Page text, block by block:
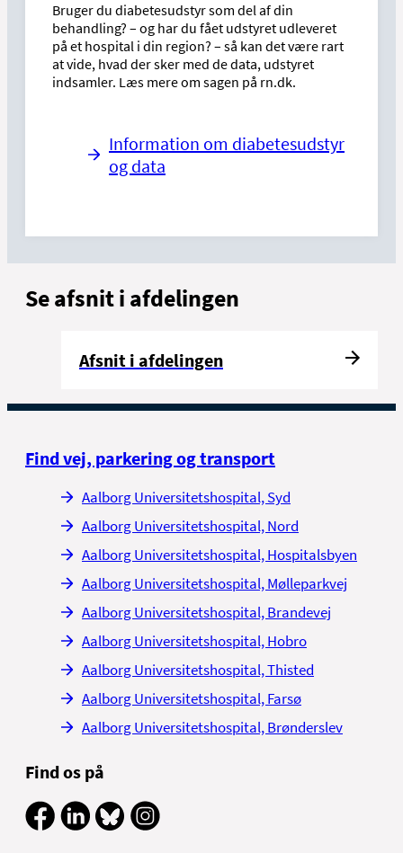
Bruger du diabetesudstyr som del af din
behandling? – og har du fået udstyret udleveret
på et hospital i din region? – så kan det være rart
at vide, hvad der sker med de data, udstyret
indsamler. Læs mere om sagen på rn.dk.
Information om diabetesudstyr
og data
Se afsnit i afdelingen
Afsnit i afdelingen
Find vej, parkering og transport
Aalborg Universitetshospital, Syd
Aalborg Universitetshospital, Nord
Aalborg Universitetshospital, Hospitalsbyen
Aalborg Universitetshospital, Mølleparkvej
Aalborg Universitetshospital, Brandevej
Aalborg Universitetshospital, Hobro
Aalborg Universitetshospital, Thisted
Aalborg Universitetshospital, Farsø
Aalborg Universitetshospital, Brønderslev
Find os på